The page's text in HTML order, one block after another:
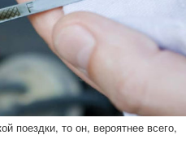
поездки, то он, вероятнее всего,